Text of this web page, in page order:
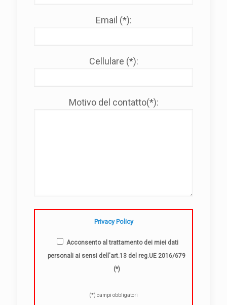
Email (*):
Cellulare (*):
Motivo del contatto(*):
Privacy Policy
Acconsento al trattamento dei miei dati
personali ai sensi dell'art.13 del reg.UE 2016/679
(*)
(*) campi obbligatori